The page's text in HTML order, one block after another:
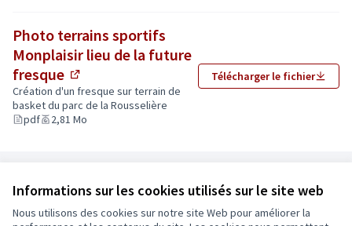
Informations sur les cookies utilisés sur le site web
Nous utilisons des cookies sur notre site Web pour améliorer la
Elle sera ensuite inaugurée lors d'un temps fort la
semaine du 19 mai.
(S'ouvre
Photo terrains sportifs
Monplaisir lieu de la future
fresque
(Lien externe)
Création d'un fresque sur terrain de
basket du parc de la Rousselière
pdf
2,81 Mo
Télécharger le fichier
Conditions d'utilisation